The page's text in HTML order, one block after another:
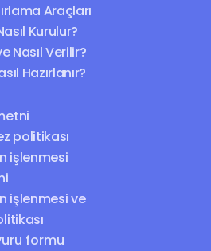
Araçları
Kurulur?
Nasıl Verilir?
Hazırlanır?
politikası
işlenmesi
işlenmesi ve
formu